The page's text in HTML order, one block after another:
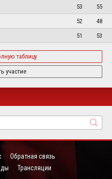
53
55
52
48
51 53
таблицу
участие
Обратная связь
Трансляции